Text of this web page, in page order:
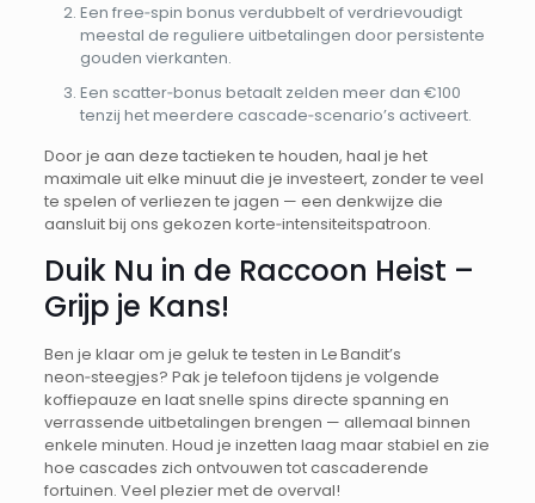
Een free‑spin bonus verdubbelt of verdrievoudigt
meestal de reguliere uitbetalingen door persistente
gouden vierkanten.
Een scatter‑bonus betaalt zelden meer dan €100
tenzij het meerdere cascade‑scenario’s activeert.
Door je aan deze tactieken te houden, haal je het
maximale uit elke minuut die je investeert, zonder te veel
te spelen of verliezen te jagen — een denkwijze die
aansluit bij ons gekozen korte‑intensiteitspatroon.
Duik Nu in de Raccoon Heist –
Grijp je Kans!
Ben je klaar om je geluk te testen in Le Bandit’s
neon‑steegjes? Pak je telefoon tijdens je volgende
koffiepauze en laat snelle spins directe spanning en
verrassende uitbetalingen brengen — allemaal binnen
enkele minuten. Houd je inzetten laag maar stabiel en zie
hoe cascades zich ontvouwen tot cascaderende
fortuinen. Veel plezier met de overval!